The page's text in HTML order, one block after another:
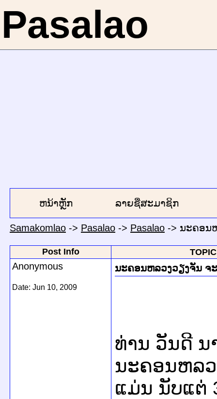
Pasalao
ຫນ້າຫຼັກ ລາຍຊື່ສະມາຊິກ
Samakomlao -> Pasalao -> Pasalao -> ນະຄອນ
Post Info
Anonymous
Date: Jun 10, 2009
ນະຄອນຫລວງວຽງຈັນ ຈ
ທ່ານ ວັນດີ ນ
ນະຄອນຫລ
ແມ່ນ ນັບແຕ່